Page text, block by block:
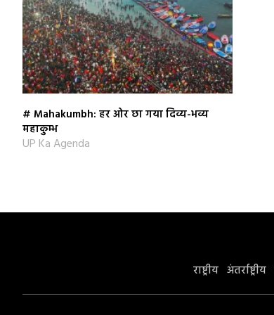
# Mahakumbh: हर ओर छा गया दिव्य-भव्य
महाकुम्भ
UP Ka Agenda
राष्ट्रीय अंतर्राष्ट्रीय